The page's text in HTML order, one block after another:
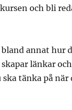
och bli
annat hur
länkar
tänka på när